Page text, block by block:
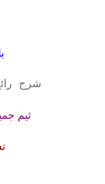
شرح
ثيم